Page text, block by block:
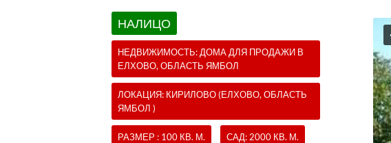
НАЛИЦО
НЕДВИЖИМОСТЬ: ДОМА ДЛЯ ПРОДАЖИ В
ЕЛХОВО, ОБЛАСТЬ ЯМБОЛ
ЛОКАЦИЯ: КИРИЛОВО (ЕЛХОВО, ОБЛАСТЬ
ЯМБОЛ )
РАЗМЕР : 100 КВ. М. САД: 2000 КВ. М.